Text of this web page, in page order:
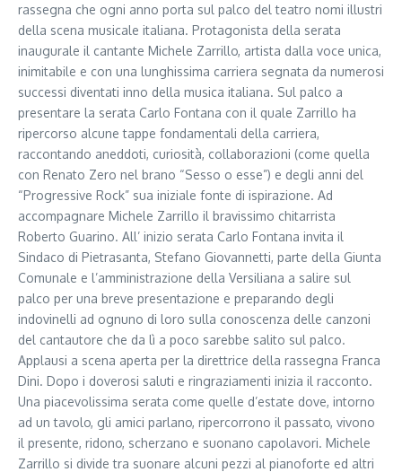
rassegna che ogni anno porta sul palco del teatro nomi illustri
della scena musicale italiana. Protagonista della serata
inaugurale il cantante Michele Zarrillo, artista dalla voce unica,
inimitabile e con una lunghissima carriera segnata da numerosi
successi diventati inno della musica italiana. Sul palco a
presentare la serata Carlo Fontana con il quale Zarrillo ha
ripercorso alcune tappe fondamentali della carriera,
raccontando aneddoti, curiosità, collaborazioni (come quella
con Renato Zero nel brano “Sesso o esse”) e degli anni del
“Progressive Rock” sua iniziale fonte di ispirazione. Ad
accompagnare Michele Zarrillo il bravissimo chitarrista
Roberto Guarino. All’ inizio serata Carlo Fontana invita il
Sindaco di Pietrasanta, Stefano Giovannetti, parte della Giunta
Comunale e l’amministrazione della Versiliana a salire sul
palco per una breve presentazione e preparando degli
indovinelli ad ognuno di loro sulla conoscenza delle canzoni
del cantautore che da lì a poco sarebbe salito sul palco.
Applausi a scena aperta per la direttrice della rassegna Franca
Dini. Dopo i doverosi saluti e ringraziamenti inizia il racconto.
Una piacevolissima serata come quelle d’estate dove, intorno
ad un tavolo, gli amici parlano, ripercorrono il passato, vivono
il presente, ridono, scherzano e suonano capolavori. Michele
Zarrillo si divide tra suonare alcuni pezzi al pianoforte ed altri